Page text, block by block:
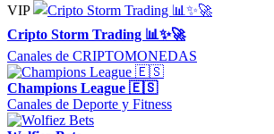
VIP
Cripto Storm Trading 📊✨🚀
Canales de CRIPTOMONEDAS
Champions League 🇪🇸
Canales de Deporte y Fitness